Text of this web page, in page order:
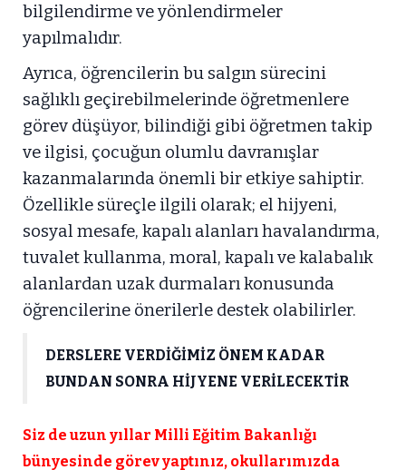
bilgilendirme ve yönlendirmeler
yapılmalıdır.
Ayrıca, öğrencilerin bu salgın sürecini
sağlıklı geçirebilmelerinde öğretmenlere
görev düşüyor, bilindiği gibi öğretmen takip
ve ilgisi, çocuğun olumlu davranışlar
kazanmalarında önemli bir etkiye sahiptir.
Özellikle süreçle ilgili olarak; el hijyeni,
sosyal mesafe, kapalı alanları havalandırma,
tuvalet kullanma, moral, kapalı ve kalabalık
alanlardan uzak durmaları konusunda
öğrencilerine önerilerle destek olabilirler.
DERSLERE VERDİĞİMİZ ÖNEM KADAR
BUNDAN SONRA HİJYENE VERİLECEKTİR
Siz de uzun yıllar Milli Eğitim Bakanlığı
bünyesinde görev yaptınız, okullarımızda